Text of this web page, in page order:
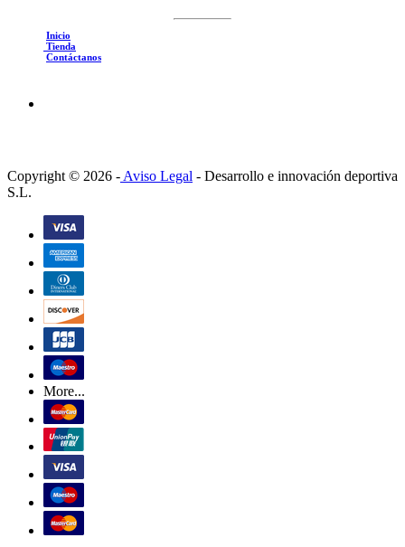
Inicio
Tienda
Contáctanos
Copyright © 2026 - Aviso Legal - Desarrollo e innovación deportiva
S.L.
More...